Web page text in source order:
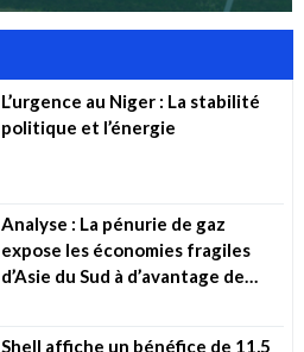
L’urgence au Niger : La stabilité
politique et l’énergie
Analyse : La pénurie de gaz
expose les économies fragiles
d’Asie du Sud à d’avantage de
Shell affiche un bénéfice de 11,5